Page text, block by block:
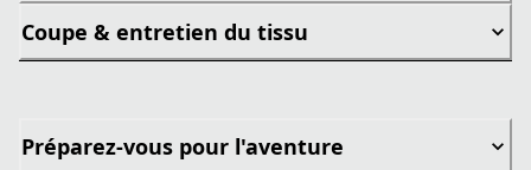
Coupe & entretien du tissu
Préparez-vous pour l'aventure